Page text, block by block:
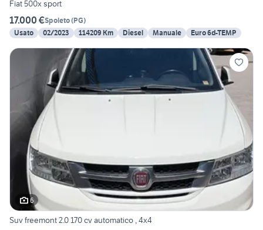
Fiat 500x sport
17.000 €Spoleto(PG)
Usato
02/2023 114209 Km Diesel Manuale Euro 6d-TEMP
6
Suv freemont 2.0 170 cv automatico , 4x4